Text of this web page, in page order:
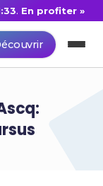
. En profiter »